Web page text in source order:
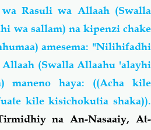
Rasuli wa Allaah (Swalla
wa sallam) na kipenzi chake
amesema: "Nilihifadhi
(Swalla Allaahu 'alayhi
maneno haya: ((Acha kile
kile kisichokutia shaka)).
na An-Nasaaiy, At-